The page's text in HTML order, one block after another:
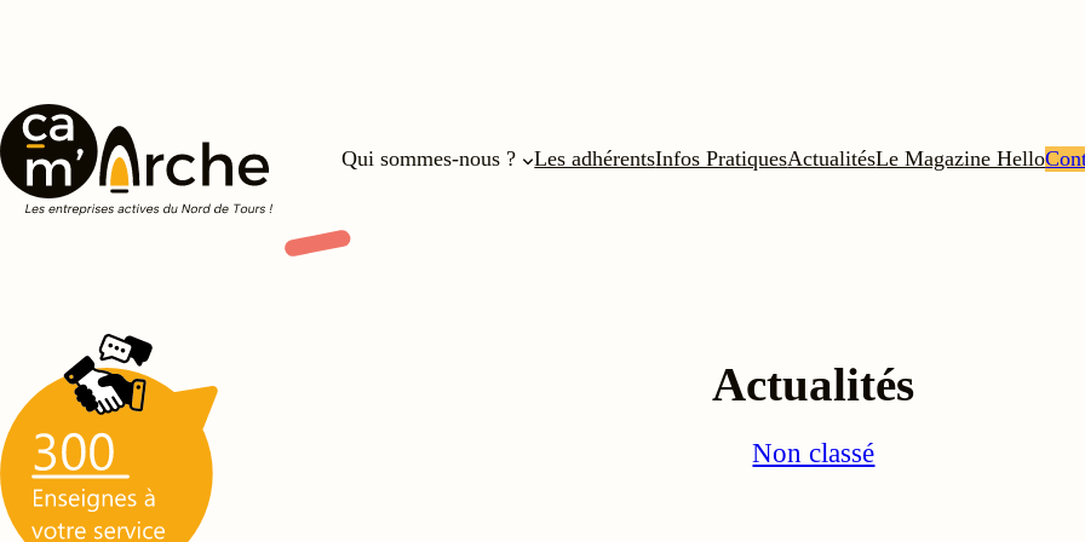
Qui sommes-nous ? Les adhérentsInfos PratiquesActualitésLe Magazine Hello
Actualités
Non classé